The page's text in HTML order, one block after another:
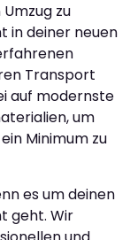
zu
in deiner neuen
Transport
auf modernste
um
Minimum zu
es um deinen
geht. Wir